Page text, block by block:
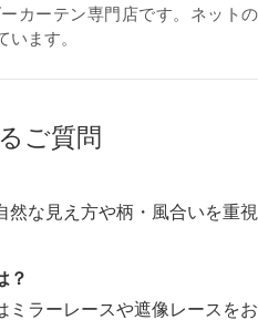
カーテン専門店です。ネットの
ます。
ご質問
然な見え方や柄・風合いを重視
？
ミラーレースや遮像レースをお